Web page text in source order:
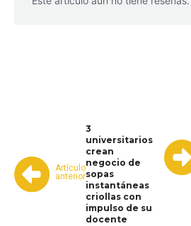
Artículo
anterior
3
universitarios
crean
negocio de
sopas
instantáneas
criollas con
impulso de su
docente